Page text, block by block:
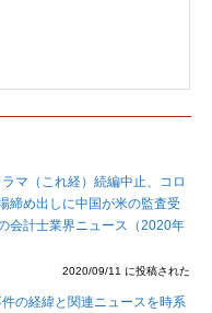
マ（これ経）続編中止、コロ
締め出しに中国が米の監査受
会計士業界ニュース（2020年
2020/09/11 に投稿された
の経緯と関連ニュースを時系